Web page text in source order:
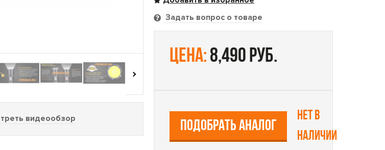
›
видеообзор
Задать вопрос о товаре
цена: 8,490 руб.
ПОДОБРАТЬ АНАЛОГ
Нет в
наличии